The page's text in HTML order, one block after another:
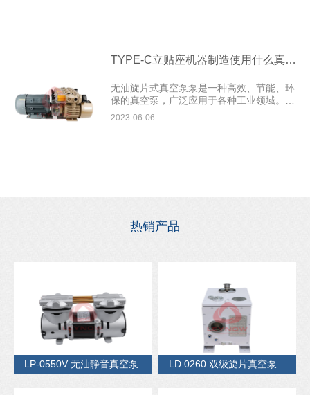
TYPE-C立贴座机器制造使用什么真空泵
无油旋片式真空泵泵是一种高效、节能、环
保的真空泵，广泛应用于各种工业领域。在
TYPE-C立贴座机器制...
2023-06-06
热销产品
LP-0550V 无油静音真空泵 LD 0260 双级旋片真空泵